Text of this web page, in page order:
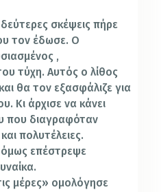
σκέψεις πήρε
τον έδωσε. Ο
,
τύχη. Αυτός ο λίθος
θα τον εξασφάλιζε για
Κι άρχισε να κάνει
που διαγραφόταν
πολυτέλειες.
όμως επέστρεψε
μέρες» ομολόγησε